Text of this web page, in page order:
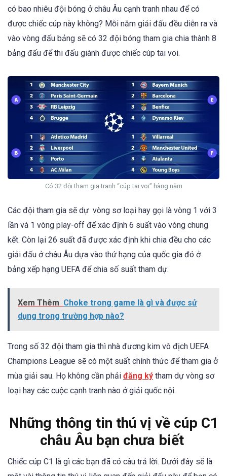
có bao nhiêu đội bóng ở châu Âu cạnh tranh nhau để có
được chiếc cúp này không? Mỗi năm giải đấu đều diễn ra và
vào vòng đấu bảng sẽ có 32 đội bóng tham gia chia thành 8
bảng đấu để thi đấu giành được chiếc cúp tai voi.
Có 32 đội tham gia tranh “cúp tai voi” hàng năm
Các đội tham gia sẽ dự vòng sơ loại hay gọi là vòng 1 với 3
lần và 1 vòng play-off để xác định 6 suất vào vòng chung
kết. Còn lại 26 suất đã được xác định khi chia đều cho các
giải đấu ở châu Âu dựa vào thứ hạng của quốc gia đó ở
bảng xếp hạng UEFA để chia số suất tham dự.
Xem Thêm Choke trong game là gì và được sử
dụng trong trường hợp nào?
Trong số 32 đội tham gia thì nhà đương kim vô địch UEFA
Champions League sẽ có một suất chính thức để tham gia ở
mùa giải sau. Họ không cần phải đăng ký tham dự vòng sơ
loại hay các cuộc cạnh tranh nào ở giải quốc nội.
Những thông tin thú vị về cúp C1
châu Âu bạn chưa biết
Chiếc cúp C1 là gì các bạn đã có câu trả lời. Dưới đây sẽ là